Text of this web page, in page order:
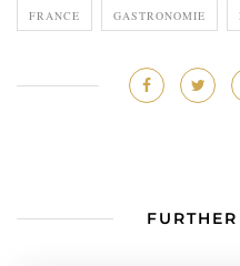
FRANCE GASTRONOMIE